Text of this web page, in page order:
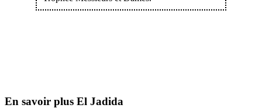
En savoir plus El Jadida